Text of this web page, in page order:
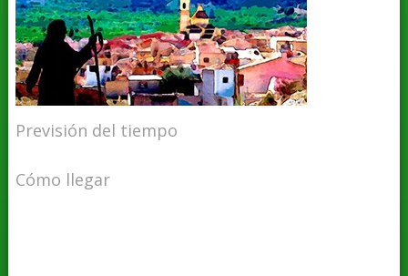
Previsión del tiempo
Cómo llegar